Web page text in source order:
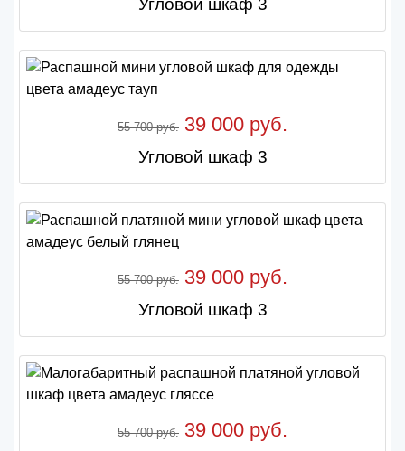
55 700 руб. 39 000 руб.
Угловой шкаф 3
55 700 руб. 39 000 руб.
Угловой шкаф 3
55 700 руб. 39 000 руб.